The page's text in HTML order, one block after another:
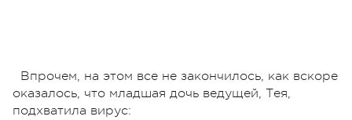
Впрочем, на этом все не закончилось, как вскоре
оказалось, что младшая дочь ведущей, Тея,
подхватила вирус: